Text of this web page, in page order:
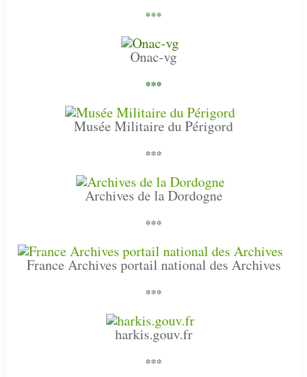
***
Onac-vg
***
Musée Militaire du Périgord
***
Archives de la Dordogne
***
France Archives portail national des Archives
***
harkis.gouv.fr
***